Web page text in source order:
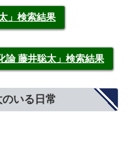
」検索結果
論 藤井聡太」検索結果
いる日常